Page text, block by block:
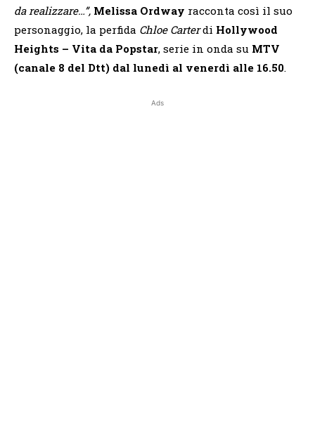
da realizzare…”, Melissa Ordway racconta così il suo
personaggio, la perfida Chloe Carterdi Hollywood
Heights – Vita da Popstar, serie in onda su MTV
(canale 8 del Dtt) dal lunedì al venerdì alle 16.50.
Ads